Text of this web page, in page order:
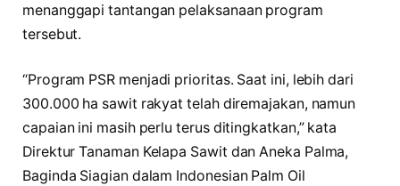
menanggapi tantangan pelaksanaan program
tersebut.
“Program PSR menjadi prioritas. Saat ini, lebih dari
300.000 ha sawit rakyat telah diremajakan, namun
capaian ini masih perlu terus ditingkatkan,” kata
Direktur Tanaman Kelapa Sawit dan Aneka Palma,
Baginda Siagian dalam Indonesian Palm Oil